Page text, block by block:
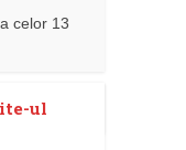
celor 13
ul